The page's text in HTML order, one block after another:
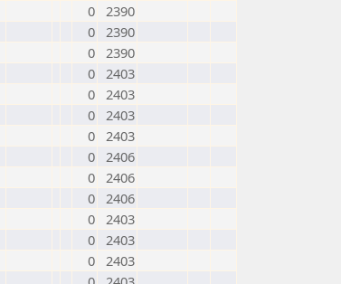
0 2390
0 2390
0 2390
0 2403
0 2403
0 2403
0 2403
0 2406
0 2406
0 2406
0 2403
0 2403
0 2403